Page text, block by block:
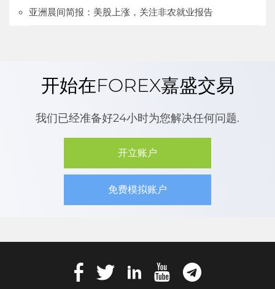
亚洲晨间简报：美股上涨，关注非农就业报告
开始在FOREX嘉盛交易
我们已经准备好24小时为您解决任何问题.
开立账户
免费模拟账户